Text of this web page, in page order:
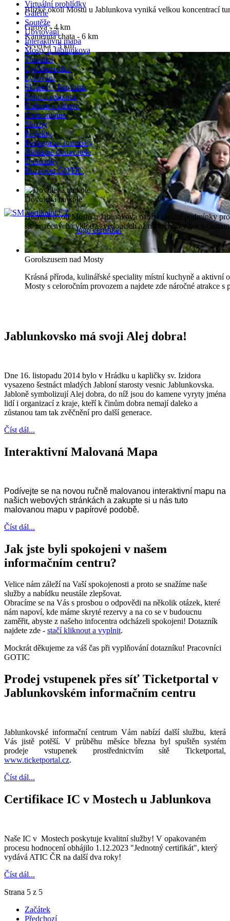
Blízké okolí Mostů u Jablunkova vyniká velkou koncentrací
Gírová - 4 km
Kamenná chata - 6 km
Severka - 5 km
Skalka - 4 km
Studeničný - 5 km
Gorolszusem nad Mosty
Krásná příroda, kulinářské speciality místní kuchyně a aktivní
Mosty s celoročním provozem a najdete zde náročné atrakce
Dovolená na kole
Hornaté okolí Mostů u Jablunkova nabízí ideální podmínky
síť značených cyklotras vedoucích až na vrcholky hor s
Virtuální prohlídky
Galerie
Soutěže
Ubytování
Interaktivní mapa
Mosty u Jablunkova
Turistika
Cykloturistika
Lyžování
Skiareál - léto/zima
Sport a relaxace
Kultura a zábava
Gastronomie
Služby
Projekty
Propagační materiály
Hledáme dodavatele
Dotazníky
Rozpočet GOTIC
Jablunkovsko má svoji Alej dobra!
Dne 16. listopadu 2014 bylo v Hrádku u kapličky sv. Izidora
vysazeno šestnáct mladých Jabloní starosty vesnic Jablunkovska.
Jabloně symbolizují Alej dobra, do níž jsou do kamene vyryty jména
lidí i organizací z kraje, kteří k činům dobra nemají daleko a
zůstanou tam tak zvěčnění pro další generace.
Číst dál...
Interaktivní Malovaná Mapa
Podívejte se na novou ručně malovanou interaktivní mapu na
našich webových stránkách a zakupte si u nás tuto
malovanou mapu v papírové podobě.
Číst dál...
Jak jste byli spokojeni v našem
informačním centru?
Velice nám záleží na Vaší spokojenosti a proto se snažíme naše
služby a nabídku neustále zlepšovat.
Obracíme se na Vás s prosbou o odpovědi na několik otázek, které
nám napoví, kde máme skryté rezervy a na co se v budoucnu
zaměřit, abyste z našeho infocentra odcházeli spokojeni! Dotazník
najdete zde - stačí kliknout a vyplnit.
Mockrát děkujeme za váš čas při vyplňování dotazníku! Pracovníci
GOTIC
Prodej vstupenek přes síť Ticketportal v
Jablunkovském informačním centru
Jablunkovské informační centrum Vám nabízí další službu, která
Vás jistě potěší. V průběhu měsíce března byl spuštěn systém
prodeje vstupenek prostřednictvím sítě Ticketportal,
www.ticketportal.cz.
Číst dál...
Certifikace IC v Mostech u Jablunkova
Naše IC v Mostech poskytuje kvalitní služby! V opakovaném
procesu hodnocení obhájilo 1.12.2023 "Jednotný certifikát", který
vydává ATIC ČR na další dva roky!
Číst dál...
Strana 5 z 5
Začátek
Předchozí